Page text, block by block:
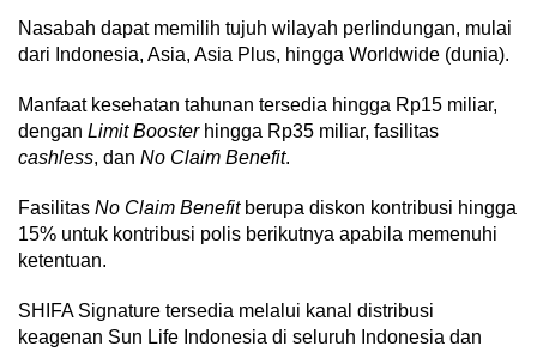
Nasabah dapat memilih tujuh wilayah perlindungan, mulai
dari Indonesia, Asia, Asia Plus, hingga Worldwide (dunia).
Manfaat kesehatan tahunan tersedia hingga Rp15 miliar,
dengan Limit Boosterhingga Rp35 miliar, fasilitas
cashless, dan No Claim Benefit.
Fasilitas No Claim Benefitberupa diskon kontribusi hingga
15% untuk kontribusi polis berikutnya apabila memenuhi
ketentuan.
SHIFA Signature tersedia melalui kanal distribusi
keagenan Sun Life Indonesia di seluruh Indonesia dan